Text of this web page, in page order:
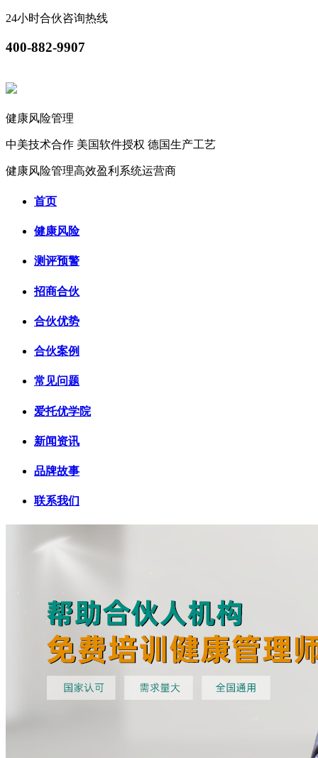
24小时合伙咨询热线
400-882-9907
健康风险管理
中美技术合作 美国软件授权 德国生产工艺
健康风险管理高效盈利系统运营商
首页
健康风险
测评预警
招商合伙
合伙优势
合伙案例
常见问题
爱托优学院
新闻资讯
品牌故事
联系我们